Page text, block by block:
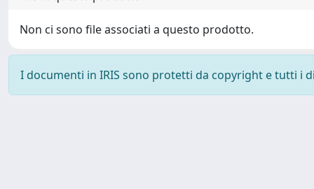
Non ci sono file associati a questo prodotto.
I documenti in IRIS sono protetti da copyright e tutti i